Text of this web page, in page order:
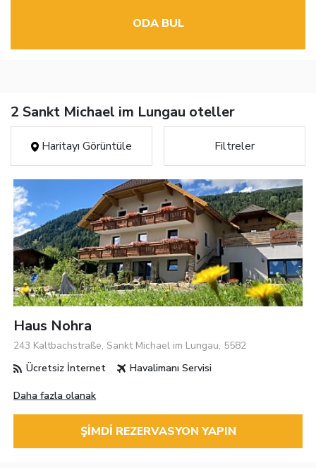
ODA BUL
2 Sankt Michael im Lungau oteller
Haritayı Görüntüle Filtreler
Haus Nohra
243 Kaltbachstraße, Sankt Michael im Lungau, 5582
Ücretsiz İnternet
Havalimanı Servisi
Daha fazla olanak
ŞIMDI REZERVASYON YAPIN